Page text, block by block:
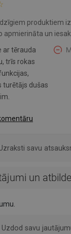
produktiem
apmierināta un
ar tērauda
trīs rokas
turētājs dušas
savu
un
Uzdod savu